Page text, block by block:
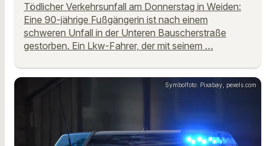
Tödlicher Verkehrsunfall am Donnerstag in Weiden:
Eine 90-jährige Fußgängerin ist nach einem
schweren Unfall in der Unteren Bauscherstraße
gestorben. Ein Lkw-Fahrer, der mit seinem …
Symbolfoto: Pixabay, pexels.com